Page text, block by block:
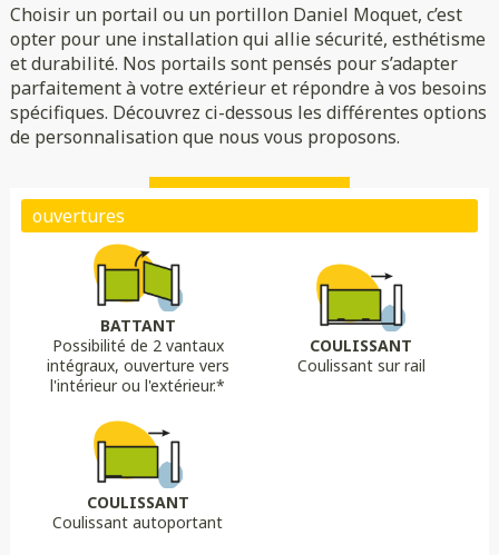
Choisir un portail ou un portillon Daniel Moquet, c’est
opter pour une installation qui allie sécurité, esthétisme
et durabilité. Nos portails sont pensés pour s’adapter
parfaitement à votre extérieur et répondre à vos besoins
spécifiques. Découvrez ci-dessous les différentes options
de personnalisation que nous vous proposons.
BATTANT
Possibilité de 2 vantaux
intégraux, ouverture vers
l'intérieur ou l'extérieur.*
COULISSANT
Coulissant sur rail
COULISSANT
Coulissant autoportant
Biais bas Bombé inversé
Chapeau de gendarmeChapeau de gendarme inversé
Portail pleinPortail semi ajouré Portail ajouré
LAME
Lame 30 cm modulable
OPTION
lame ajourée
OPTION
Lame déco sur mesure
DÉCORS OPTIONS
AluminiumComposite
Pointes
Motorisation
Aluminium